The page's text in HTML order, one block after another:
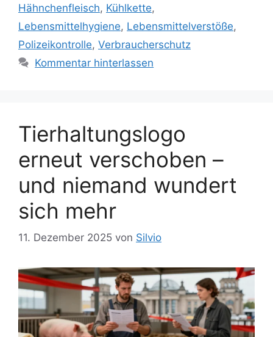
e
g
o
r
l
a
g
t
e
r
Hähnchenfleisch, Kühlkette,
Lebensmittelhygiene, Lebensmittelverstöße,
Polizeikontrolle, Verbraucherschutz
Kommentar hinterlassen
Tierhaltungslogo
erneut verschoben –
und niemand wundert
sich mehr
11. Dezember 2025 von Silvio